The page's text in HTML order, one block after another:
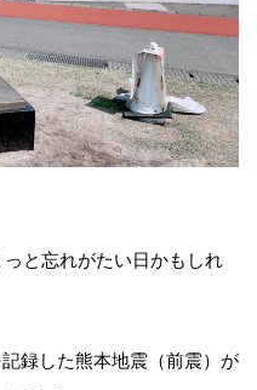
と忘れがたい日かもしれ
録した熊本地震（前震）が